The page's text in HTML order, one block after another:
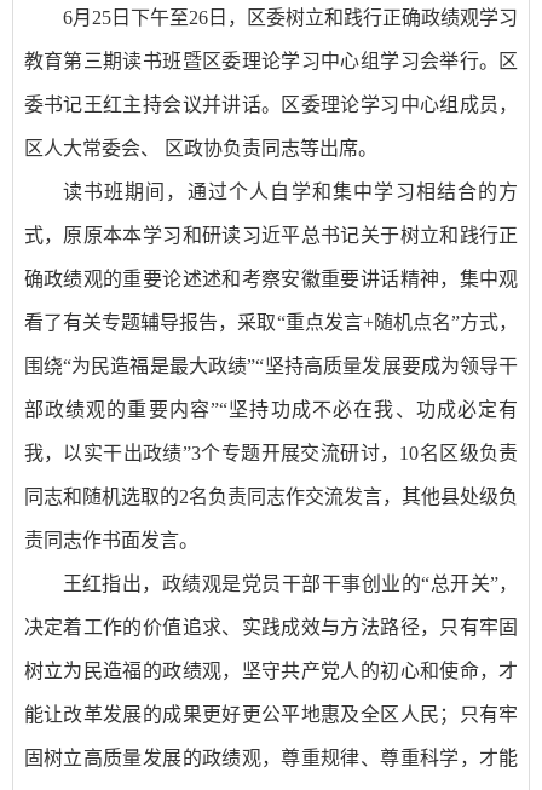
6月25日下午至26日，区委树立和践行正确政绩观学习
教育第三期读书班暨区委理论学习中心组学习会举行。区
委书记王红主持会议并讲话。区委理论学习中心组成员，
区人大常委会、 区政协负责同志等出席。
读书班期间，通过个人自学和集中学习相结合的方
式，原原本本学习和研读习近平总书记关于树立和践行正
确政绩观的重要论述述和考察安徽重要讲话精神，集中观
看了有关专题辅导报告，采取“重点发言+随机点名”方式，
围绕“为民造福是最大政绩”“坚持高质量发展要成为领导干
部政绩观的重要内容”“坚持功成不必在我、功成必定有
我，以实干出政绩”3个专题开展交流研讨，10名区级负责
同志和随机选取的2名负责同志作交流发言，其他县处级负
责同志作书面发言。
王红指出，政绩观是党员干部干事创业的“总开关”，
决定着工作的价值追求、实践成效与方法路径，只有牢固
树立为民造福的政绩观，坚守共产党人的初心和使命，才
能让改革发展的成果更好更公平地惠及全区人民；只有牢
固树立高质量发展的政绩观，尊重规律、尊重科学，才能